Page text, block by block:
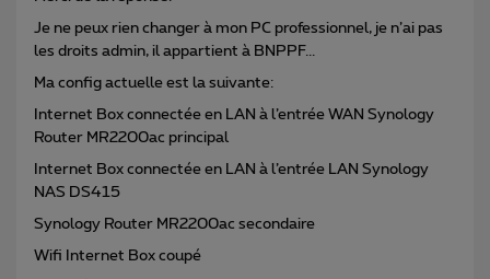
Je ne peux rien changer à mon PC professionnel, je n’ai pas
les droits admin, il appartient à BNPPF...
Ma config actuelle est la suivante:
Internet Box connectée en LAN à l’entrée WAN Synology
Router MR2200ac principal
Internet Box connectée en LAN à l’entrée LAN Synology
NAS DS415
Synology Router MR2200ac secondaire
Wifi Internet Box coupé